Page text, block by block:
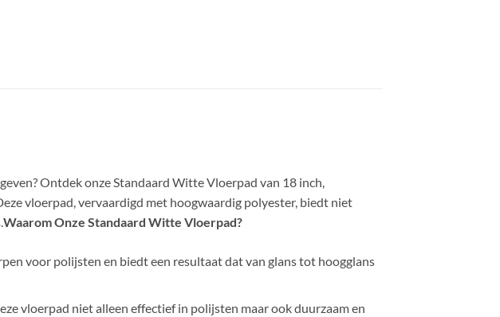
Ontdek onze Standaard Witte Vloerpad van 18 inch,
vloerpad, vervaardigd met hoogwaardig polyester, biedt niet
Waarom Onze Standaard Witte Vloerpad?
voor polijsten en biedt een resultaat dat van glans tot hoogglans
vloerpad niet alleen effectief in polijsten maar ook duurzaam en